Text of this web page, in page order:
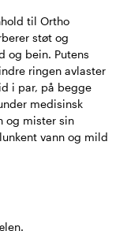
til Ortho
støt og
og bein. Putens
ringen avlaster
i par, på begge
medisinsk
og mister sin
vann og mild